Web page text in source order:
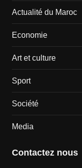
Actualité du Maroc
Economie
Art et culture
Sport
Société
Media
Contactez nous